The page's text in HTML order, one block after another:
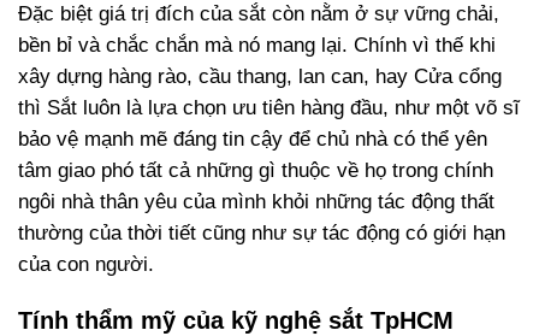
Đặc biệt giá trị đích của sắt còn nằm ở sự vững chải,
bền bỉ và chắc chắn mà nó mang lại. Chính vì thế khi
xây dựng hàng rào, cầu thang, lan can, hay Cửa cổng
thì Sắt luôn là lựa chọn ưu tiên hàng đầu, như một võ sĩ
bảo vệ mạnh mẽ đáng tin cậy để chủ nhà có thể yên
tâm giao phó tất cả những gì thuộc về họ trong chính
ngôi nhà thân yêu của mình khỏi những tác động thất
thường của thời tiết cũng như sự tác động có giới hạn
của con người.
Tính thẩm mỹ của kỹ nghệ sắt TpHCM